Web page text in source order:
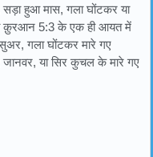
सड़ा हुआ मास, गला घोंटकर या
क़ुरआन 5:3 के एक ही आयत में
गला घोंटकर मारे गए
जानवर, या सिर कुचल के मारे गए